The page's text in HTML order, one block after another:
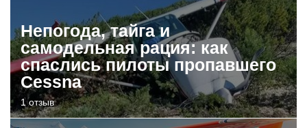
Непогода, тайга и
самодельная рация: как
спаслись пилоты пропавшего
Cessna
1 отзыв